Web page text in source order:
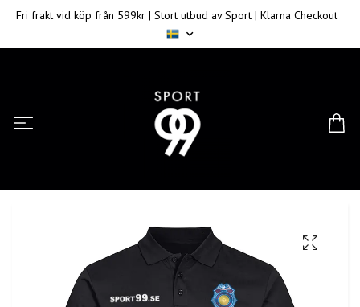
Fri frakt vid köp från 599kr | Stort utbud av Sport | Klarna Checkout